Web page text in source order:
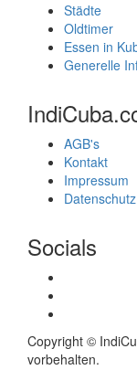
Städte
Oldtimer
Essen in
Generelle
AGB's
Kontakt
Impressum
Datenschutz
Socials
Copyright ©
vorbehalten.